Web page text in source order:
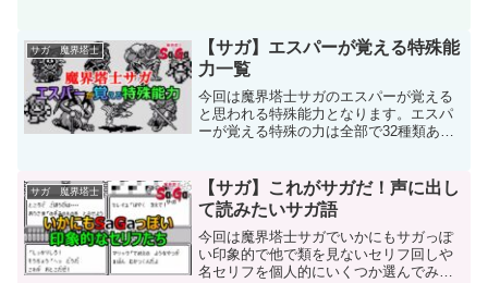
んな起こったらはぁ？と思えるようなも
のを探してみましたので...
サガ 魔界塔士
【サガ】エスパーが覚える特殊能
力一覧
今回は魔界塔士サガのエスパーが覚える
と思われる特殊能力となります。エスパ
ーが覚える特殊の力は全部で32種類あ
ため 実際に映像を用意できずこのよう
な動画を断念していました...
サガ 魔界塔士
【サガ】これがサガだ！声に出し
て読みたいサガ語
今回は魔界塔士サガでいかにもサガっぽ
い印象的で他で類を見ないセリフ回しや
名セリフを個人的にいくつか選んでみま